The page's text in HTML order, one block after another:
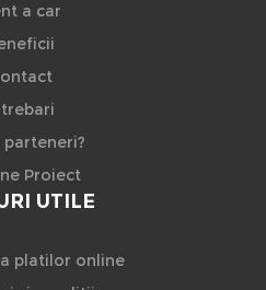
a car
parteneri?
Proiect
UTILE
platilor online